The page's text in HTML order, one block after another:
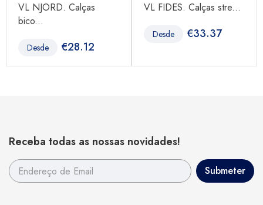
VL NJORD. Calças
bico...
Desde €28.12
VL FIDES. Calças stre...
Desde €33.37
Receba todas as nossas novidades!